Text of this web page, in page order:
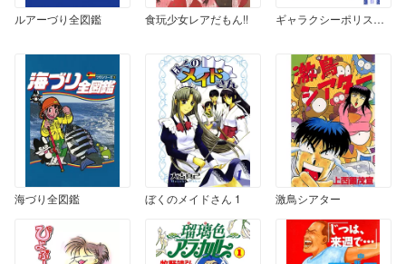
ルアーづり全図鑑 食玩少女レアだもん!! ギャラクシーポリスキャノン
海づり全図鑑 ぼくのメイドさん 1 激鳥シアター